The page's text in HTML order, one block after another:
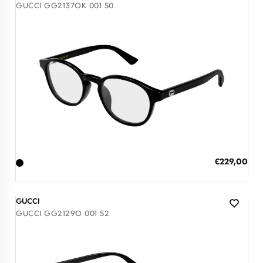
GUCCI GG2137OK 001 50
Ειδική
€229,00
GUCCI
GUCCI GG2129O 001 52